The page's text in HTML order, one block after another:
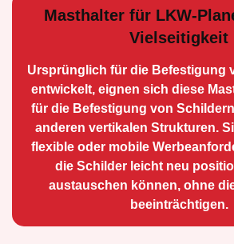
Masthalter für LKW-
Vielseitigkeit
Ursprünglich für die Be­festigung
entwickelt, eignen sich diese
für die Befestigung von
anderen vertikalen Strukturen.
flexible oder mobile
die Schilder leicht neu
austauschen können, ohne
beeinträchtigen.